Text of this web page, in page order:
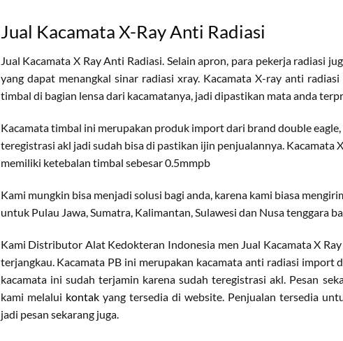
Jual Kacamata X-Ray Anti Radiasi
Jual Kacamata X Ray Anti Radiasi. Selain apron, para pekerja radiasi
yang dapat menangkal sinar radiasi xray. Kacamata X-ray anti
timbal di bagian lensa dari kacamatanya, jadi dipastikan mata anda
Kacamata timbal ini merupakan produk import dari brand double
teregistrasi akl jadi sudah bisa di pastikan ijin penjualannya. Kacamata
memiliki ketebalan timbal sebesar 0.5mmpb
Kami mungkin bisa menjadi solusi bagi anda, karena kami biasa
untuk Pulau Jawa, Sumatra, Kalimantan, Sulawesi dan Nusa tenggara
Kami Distributor Alat Kedokteran Indonesia men Jual Kacamata X
terjangkau. Kacamata PB ini merupakan kacamata anti radiasi import
kacamata ini sudah terjamin karena sudah teregistrasi akl. Pesan
kami melalui kontakyang tersedia di website. Penjualan tersedia
jadi pesan sekarang juga.